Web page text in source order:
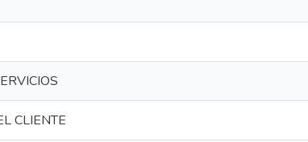
CLIENTE